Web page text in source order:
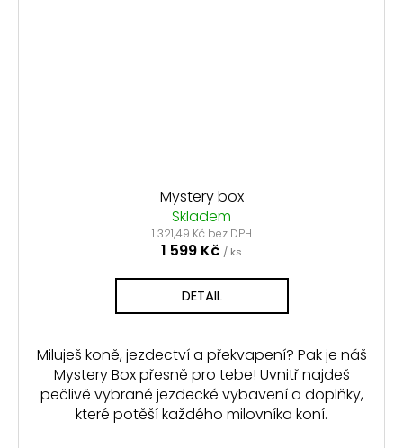
Mystery box
Skladem
1 321,49 Kč bez DPH
1 599 Kč / ks
DETAIL
Miluješ koně, jezdectví a překvapení? Pak je náš
Mystery Box přesně pro tebe! Uvnitř najdeš
pečlivě vybrané jezdecké vybavení a doplňky,
které potěší každého milovníka koní.